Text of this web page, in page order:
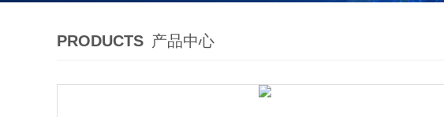
PRODUCTS 产品中心